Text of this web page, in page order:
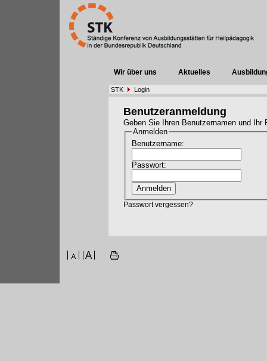
Wir über uns Aktuelles
STK Login
Benutzeranmeldung
Geben Sie Ihren Benutzernamen und
Anmelden
Benutzername:
Passwort:
Passwort vergessen?